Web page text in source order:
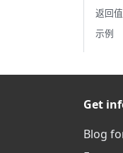
返回值
示例
Get
Blog